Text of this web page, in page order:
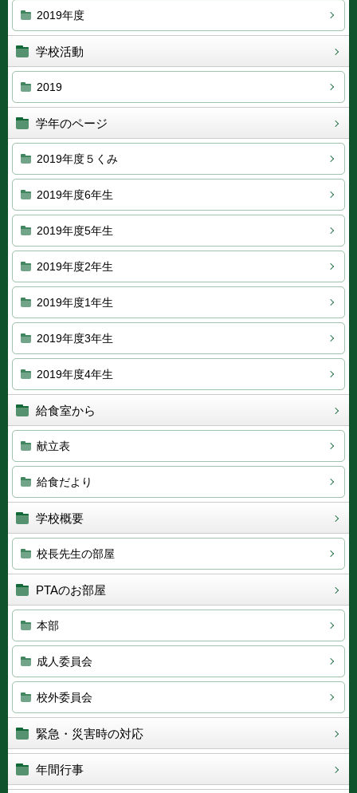
2019年度
学校活動
2019
学年のページ
2019年度５くみ
2019年度6年生
2019年度5年生
2019年度2年生
2019年度1年生
2019年度3年生
2019年度4年生
給食室から
献立表
給食だより
学校概要
校長先生の部屋
PTAのお部屋
本部
成人委員会
校外委員会
緊急・災害時の対応
年間行事